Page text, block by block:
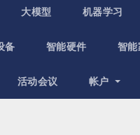
大模型 机器学习
备 智能硬件 智能
活动会议 帐户